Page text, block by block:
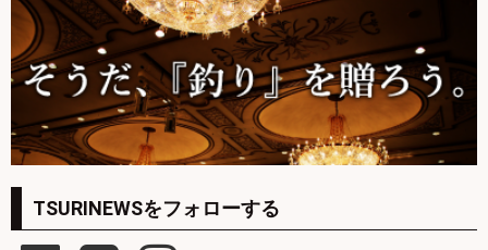
TSURINEWSをフォローする